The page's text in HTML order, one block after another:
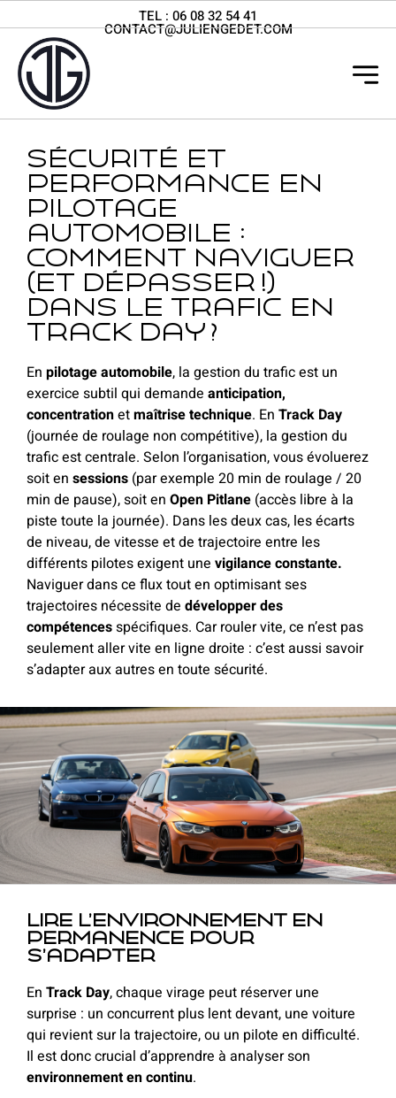
TEL : 06 08 32 54 41
CONTACT@JULIENGEDET.COM
Sécurité et
performance en
pilotage
automobile :
comment naviguer
(et dépasser !)
dans le trafic en
Track day ?
En pilotage automobile, la gestion du trafic est un
exercice subtil qui demande anticipation,
concentrationetmaîtrise technique. En Track Day
(journée de roulage non compétitive), la gestion du
trafic est centrale. Selon l’organisation, vous évoluerez
soit en sessions (par exemple 20 min de roulage / 20
min de pause), soit en Open Pitlane (accès libre à la
piste toute la journée). Dans les deux cas, les écarts
de niveau, de vitesse et de trajectoire entre les
différents pilotes exigent une vigilance constante.
Naviguer dans ce flux tout en optimisant ses
trajectoires nécessite de développer des
compétencesspécifiques. Car rouler vite, ce n’est pas
seulement aller vite en ligne droite : c’est aussi savoir
s’adapter aux autres en toute sécurité.
Lire l’environnement en
permanence pour
s’adapter
En Track Day, chaque virage peut réserver une
surprise : un concurrent plus lent devant, une voiture
qui revient sur la trajectoire, ou un pilote en difficulté.
Il est donc crucial d’apprendre à analyser son
environnement en continu.